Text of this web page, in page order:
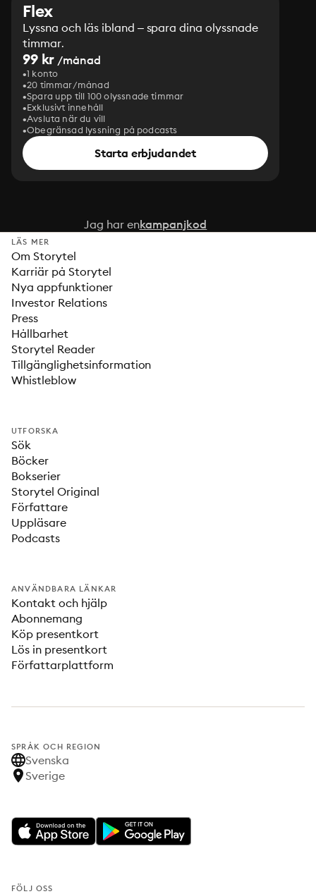
Flex
Lyssna och läs ibland – spara dina olyssnade
timmar.
99 kr /månad
1 konto
20 timmar/månad
Spara upp till 100 olyssnade timmar
Exklusivt innehåll
Avsluta när du vill
Obegränsad lyssning på podcasts
Starta erbjudandet
Jag har enkampanjkod
LÄS MER
Om Storytel
Karriär på Storytel
Nya appfunktioner
Investor Relations
Press
Hållbarhet
Storytel Reader
Tillgänglighetsinformation
Whistleblow
UTFORSKA
Sök
Böcker
Bokserier
Storytel Original
Författare
Uppläsare
Podcasts
ANVÄNDBARA LÄNKAR
Kontakt och hjälp
Abonnemang
Köp presentkort
Lös in presentkort
Författarplattform
SPRÅK OCH REGION
Svenska
Sverige
FÖLJ OSS